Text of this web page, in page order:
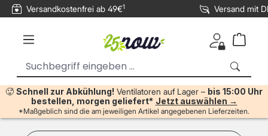
springen
Versandkostenfrei ab 49€1 Versand mit
🥵 Schnell zur Abkühlung! Ventilatoren auf Lager – bis 15:00 Uhr
bestellen, morgen geliefert* Jetzt auswählen →
*Maßgeblich sind die am jeweiligen Artikel angegebenen Lieferzeiten.